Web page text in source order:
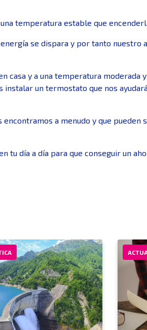
temperatura estable que
se dispara y por tanto nuestro
y a una temperatura moderada
un termostato que nos
a menudo y que pueden
tu día a día para que conseguir un